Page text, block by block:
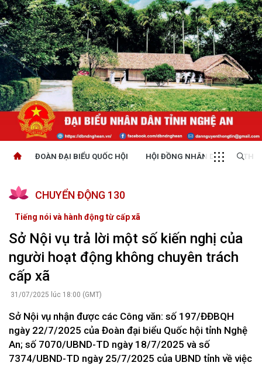
ĐOÀN ĐẠI BIỂU QUỐC HỘI HỘI ĐỒNG NHÂN DÂN
CHUYỂN ĐỘNG 130
Tiếng nói và hành động từ cấp xã
Sở Nội vụ trả lời một số kiến nghị của
người hoạt động không chuyên trách
cấp xã
31/07/2025 lúc 18:00 (GMT)
Sở Nội vụ nhận được các Công văn: số 197/ĐĐBQH
ngày 22/7/2025 của Đoàn đại biểu Quốc hội tỉnh Nghệ
An; số 7070/UBND-TD ngày 18/7/2025 và số
7374/UBND-TD ngày 25/7/2025 của UBND tỉnh về việc